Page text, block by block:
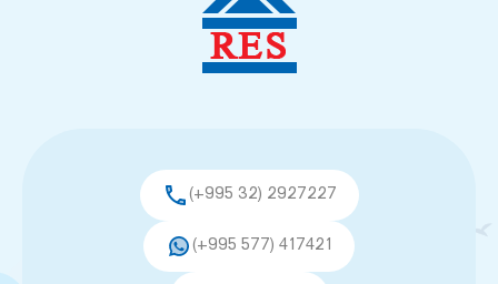
(+995 32) 2927227
(+995 577) 417421